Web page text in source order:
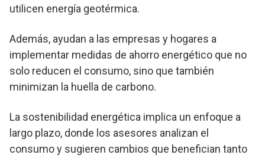
utilicen energía geotérmica.
Además, ayudan a las empresas y hogares a
implementar medidas de ahorro energético que no
solo reducen el consumo, sino que también
minimizan la huella de carbono.
La sostenibilidad energética implica un enfoque a
largo plazo, donde los asesores analizan el
consumo y sugieren cambios que benefician tanto